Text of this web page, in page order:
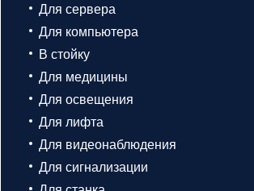
Для сервера
Для компьютера
В стойку
Для медицины
Для освещения
Для лифта
Для видеонаблюдения
Для сигнализации